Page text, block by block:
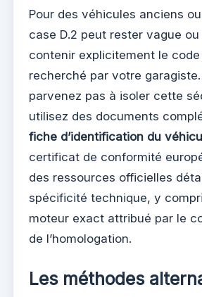
Pour des véhicules anciens
case D.2 peut rester vague ou
contenir explicitement le
recherché par votre
parvenez pas à isoler cette
utilisez des documents
fiche d’identification du
certificat de conformité
des ressources officielles
spécificité technique, y
moteur exact attribué par le
de l’homologation.
Les méthodes